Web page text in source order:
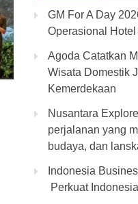
GM For A Day
Operasional
Agoda Catatkan
Wisata Domestik
Kemerdekaan
Nusantara
perjalanan yang
budaya, dan
Indonesia
Perkuat